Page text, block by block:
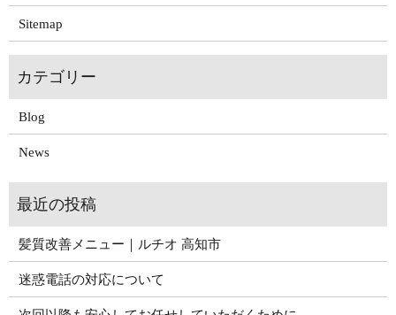
Sitemap
Blog
News
髪質改善メニュー｜ルチオ 高知市
迷惑電話の対応について